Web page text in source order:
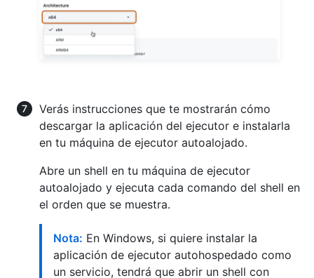
Verás instrucciones que te mostrarán cómo
descargar la aplicación del ejecutor e instalarla
en tu máquina de ejecutor autoalojado.
Abre un shell en tu máquina de ejecutor
autoalojado y ejecuta cada comando del shell en
el orden que se muestra.
Nota: En Windows, si quiere instalar la
aplicación de ejecutor autohospedado como
un servicio, tendrá que abrir un shell con